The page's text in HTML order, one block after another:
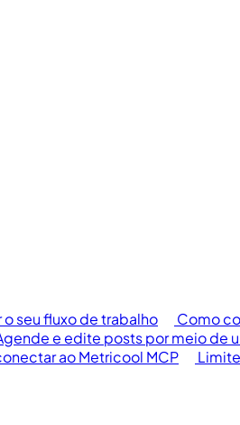
seu fluxo de trabalho
Como
e edite posts por meio de
ao Metricool MCP